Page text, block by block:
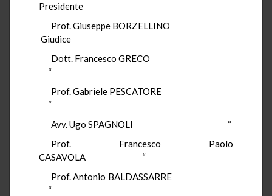
Presidente
Prof. Giuseppe BORZELLINO
Giudice
Dott. Francesco GRECO
“
Prof. Gabriele PESCATORE
“
Avv. Ugo SPAGNOLI “
Prof. Francesco Paolo
CASAVOLA “
Prof. Antonio BALDASSARRE
“